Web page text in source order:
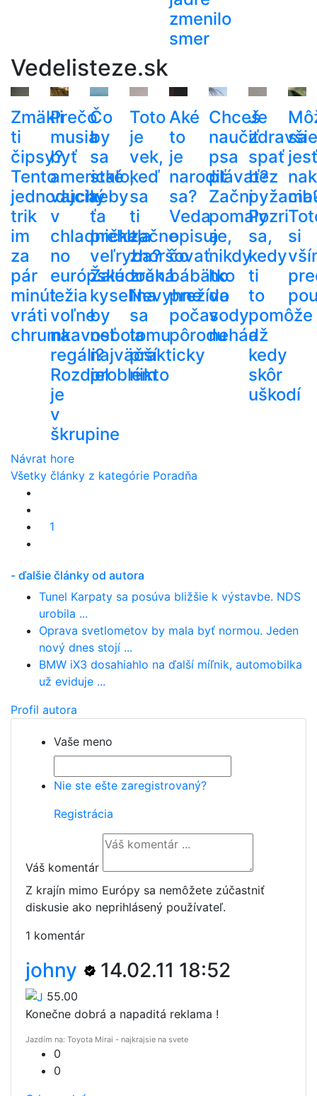
zmenilo
smer
Vedelisteze.sk
Zmäkli
ti
čipsy?
Tento
jednoduchý
trik
im
za
pár
minút
vráti
chrumkavosť
Prečo
musia
byť
americké
vajcia
v
chladničke,
no
európske
ležia
voľne
na
regáli?
Rozdiel
je
v
škrupine
Čo
by
sa
stalo,
keby
ťa
prehltla
veľryba?
Žalúdočná
kyselina
by
nebola
najväčší
problém
Toto
je
vek,
keď
sa
ti
začne
zhoršovať
zrak.
Nevyhne
sa
tomu
prakticky
nikto
Aké
to
je
narodiť
sa?
Veda
opisuje,
čo
bábätko
prežíva
počas
pôrodu
Chceš
naučiť
psa
plávať?
Začni
pomaly
a
nikdy
ho
do
vody
nehádž
Je
zdravšie
spať
bez
Pozri
sa,
kedy
ti
to
pomôže
a
kedy
skôr
uškodí
sa
jesť
si
Návrat hore
Všetky články z kategórie Poradňa
1
- ďalšie články od autora
Tunel Karpaty sa posúva bližšie k výstavbe. NDS
urobila ...
Oprava svetlometov by mala byť normou. Jeden
nový dnes stojí ...
BMW iX3 dosahiahlo na ďalší míľnik, automobilka
už eviduje ...
Profil autora
Vaše meno
Nie ste ešte zaregistrovaný?
Registrácia
Váš komentár
Z krajín mimo Európy sa nemôžete zúčastniť
diskusie ako neprihlásený používateľ.
1 komentár
johny 14.02.11 18:52
55.00
Konečne dobrá a napaditá reklama !
Jazdím na: Toyota Mirai - najkrajsie na svete
0
0